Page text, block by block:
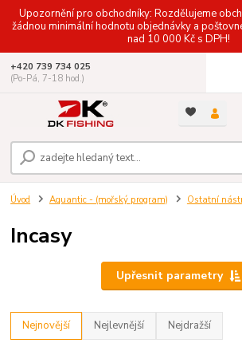
Upozornění pro obchodníky: Rozdělujeme
žádnou minimální hodnotu objednávky a
nad 10 000 Kč s DPH!
+420 739 734 025
(Po-Pá, 7-18 hod.)
Úvod Aquantic - (mořský program) Ostatní
Incasy
Upřesnit parametry
Nejnovější Nejlevnější Nejdražší